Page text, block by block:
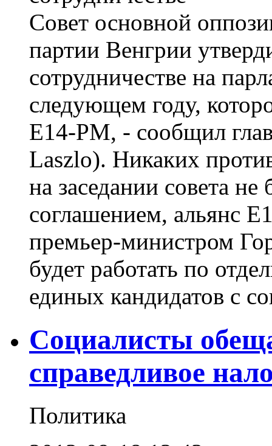
Совет основной
партии Венгрии
сотрудничестве на
следующем году,
E14-PM, - сообщил
Laszlo). Никаких
на заседании совета
соглашением, альянс
премьер-министром
будет работать по
единых кандидатов с
Социалисты
справедливое
Политика